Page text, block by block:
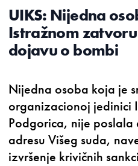
UIKS: Nijedna
Istražnom
dojavu o bombi
Nijedna osoba koja je
organizacionoj jedinici
Podgorica, nije
adresu Višeg suda,
izvršenje krivičnih